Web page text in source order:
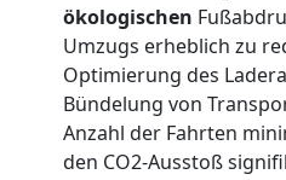
ökologischen
Umzugs erheblich zu
Optimierung des
Bündelung von
Anzahl der Fahrten
den CO2-Ausstoß
Übersiedlung
Feldkirch